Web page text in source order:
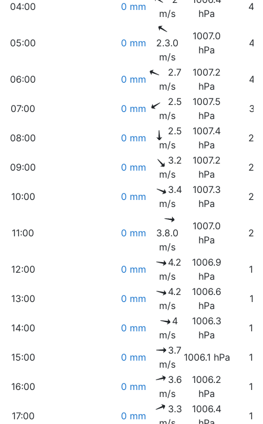
04:00 0 mm
m/s
hPa
05:00 0 mm
2.3.0
m/s
1007.0
hPa
06:00 0 mm
2.7
m/s
1007.2
hPa
07:00 0 mm
2.5
m/s
1007.5
hPa
08:00 0 mm
2.5
m/s
1007.4
hPa
09:00 0 mm
3.2
m/s
1007.2
hPa
10:00 0 mm
3.4
m/s
1007.3
hPa
11:00 0 mm
3.8.0
m/s
1007.0
hPa
12:00 0 mm
4.2
m/s
1006.9
hPa
13:00 0 mm
4.2
m/s
1006.6
hPa
14:00 0 mm
4
m/s
1006.3
hPa
15:00 0 mm
3.7
m/s
1006.1 hPa
16:00 0 mm
3.6
m/s
1006.2
hPa
17:00 0 mm
3.3
1006.4